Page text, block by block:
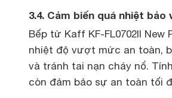
3.4. Cảm biến quá nhiệt
Bếp từ Kaff KF-FL0702II
nhiệt độ vượt mức an toàn,
và tránh tai nạn cháy nổ.
còn đảm bảo sự an toàn tối